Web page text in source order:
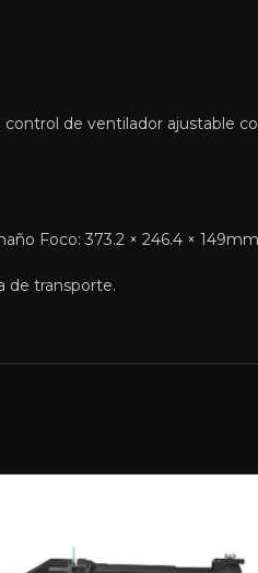
control de ventilador ajustable
Foco: 373.2 × 246.4 ×
de transporte.